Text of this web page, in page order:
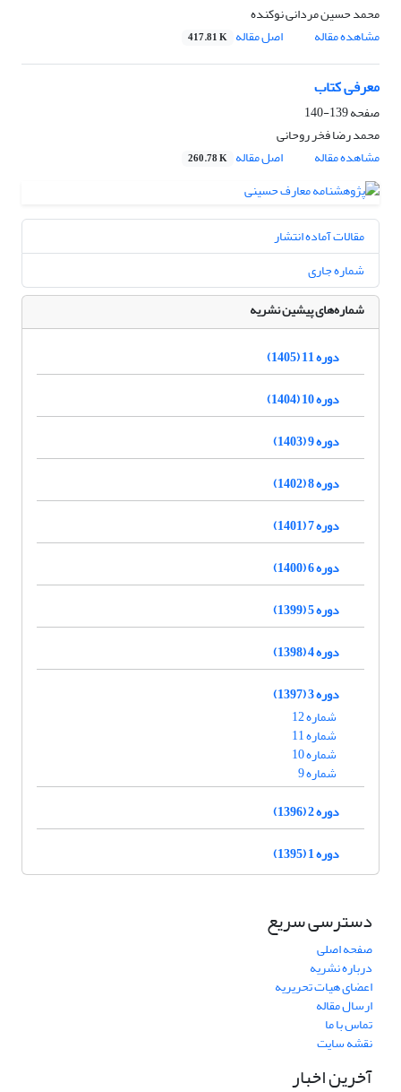
محمد حسین مردانی نوکنده
مشاهده مقاله
اصل مقاله 417.81 K
معرفی کتاب
صفحه139-140
محمد رضا فخر روحانی
مشاهده مقاله
اصل مقاله 260.78 K
مقالات آماده انتشار
شماره جاری
شماره‌های پیشین نشریه
دوره 11 (1405)
دوره 10 (1404)
دوره 9 (1403)
دوره 8 (1402)
دوره 7 (1401)
دوره 6 (1400)
دوره 5 (1399)
دوره 4 (1398)
دوره 3 (1397)
شماره 12
شماره 11
شماره 10
شماره 9
دوره 2 (1396)
دوره 1 (1395)
دسترسی سریع
صفحه اصلی
درباره نشریه
اعضای هیات تحریریه
ارسال مقاله
تماس با ما
نقشه سایت
آخرین اخبار